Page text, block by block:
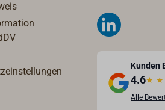
Kunden
4.6★ ★
Alle